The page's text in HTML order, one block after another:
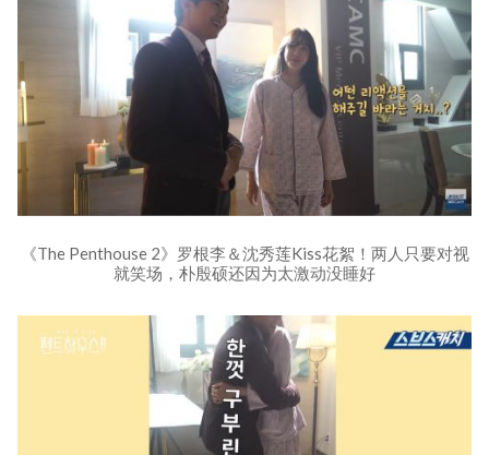
《The Penthouse 2》罗根李＆沈秀莲Kiss花絮！两人只要对视
就笑场，朴殷硕还因为太激动没睡好